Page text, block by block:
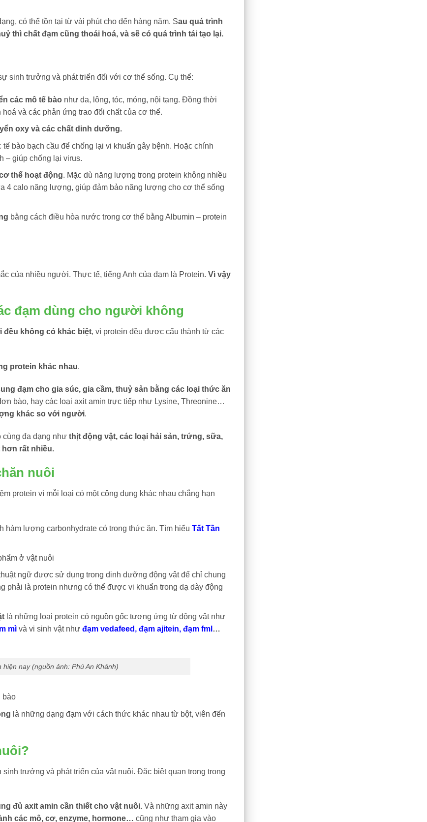
có thể tồn tại từ vài phút cho đến hàng năm. Sau quá trình
thì chất đạm cũng thoái hoá, và sẽ có quá trình tái tạo lại.
sinh trưởng và phát triển đối với cơ thể sống. Cụ thể:
các mô tế bàonhư da, lông, tóc, móng, nội tạng. Đồng thời
và các phản ứng trao đổi chất của cơ thể.
oxy và các chất dinh dưỡng.
tế bào bạch cầu để chống lại vi khuẩn gây bệnh. Hoặc chính
– giúp chống lại virus.
thể hoạt động. Mặc dù năng lượng trong protein không nhiều
4 calo năng lượng, giúp đảm bảo năng lượng cho cơ thể sống
bằng cách điều hòa nước trong cơ thể bằng Albumin – protein
của nhiều người. Thực tế, tiếng Anh của đạm là Protein. Vì vậy
đạm dùng cho người không
không có khác biệt, vì protein đều được cấu thành từ các
protein khác nhau.
đạm cho gia súc, gia cầm, thuỷ sản bằng các loại thức ăn
bào, hay các loại axit amin trực tiếp như Lysine, Threonine…
khác so với người.
cùng đa dạng như thịt động vật, các loại hải sản, trứng, sữa,
rất nhiều.
nuôi
protein vì mỗi loại có một công dụng khác nhau chẳng hạn
hàm lượng carbonhydrate có trong thức ăn. Tìm hiểu Tất Tần
ở vật nuôi
ngữ được sử dụng trong dinh dưỡng động vật để chỉ chung
phải là protein nhưng có thể được vi khuẩn trong dạ dày động
là những loại protein có nguồn gốc tương ứng từ động vật như
mì và vi sinh vật nhưđạm vedafeed , đạm ajitein, đạm fml …
nay (nguồn ảnh: Phú An Khánh)
bào
là những dạng đạm với cách thức khác nhau từ bột, viên đến
trưởng và phát triển của vật nuôi. Đặc biệt quan trọng trong
đủ axit amin cần thiết cho vật nuôi. Và những axit amin này
các mô, cơ, enzyme, hormone… cũng như tham gia vào